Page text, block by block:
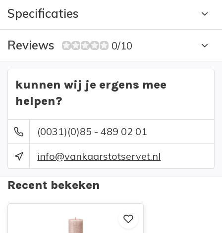
Specificaties
Reviews 0/10
kunnen wij je ergens mee
helpen?
(0031)(0)85 - 489 02 01
info@vankaarstotservet.nl
Recent bekeken